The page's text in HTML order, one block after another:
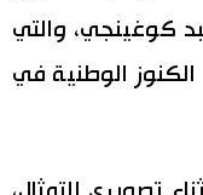
كوغينجي، والتي
الوطنية في